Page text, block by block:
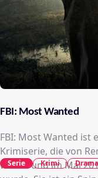
FBI: Most Wanted
FBI: Most Wanted ist
Krimiserie, die von
wurde und im Mai
Serie Krimi Drama